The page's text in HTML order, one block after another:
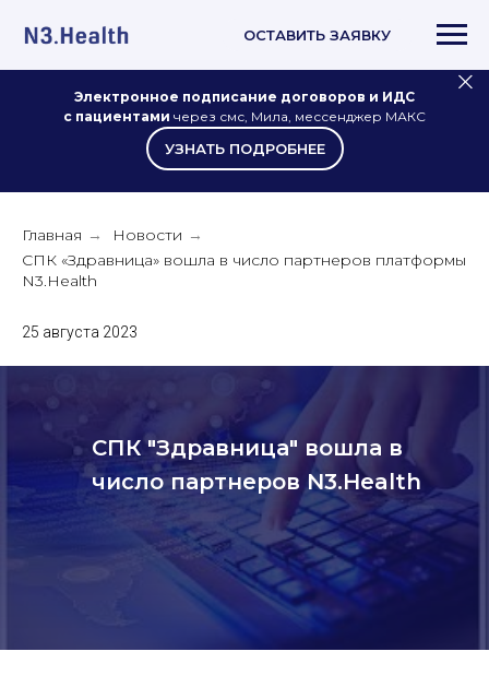
Электронное подписание договоров и ИДС
с пациентами через смс, Мила, мессенджер МАКС
УЗНАТЬ ПОДРОБНЕЕ
ОСТАВИТЬ ЗАЯВКУ
Главная → Новости →
СПК «Здравница» вошла в число партнеров платформы
N3.Health
25 августа 2023
СПК "Здравница" вошла в
число партнеров N3.Health